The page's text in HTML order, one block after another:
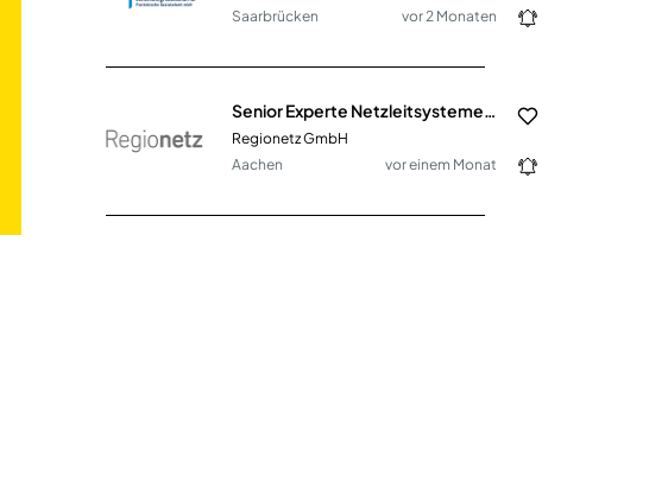
Saarbrücken
vor 2 Monaten
Regionetz GmbH
Aachen
vor einem Monat